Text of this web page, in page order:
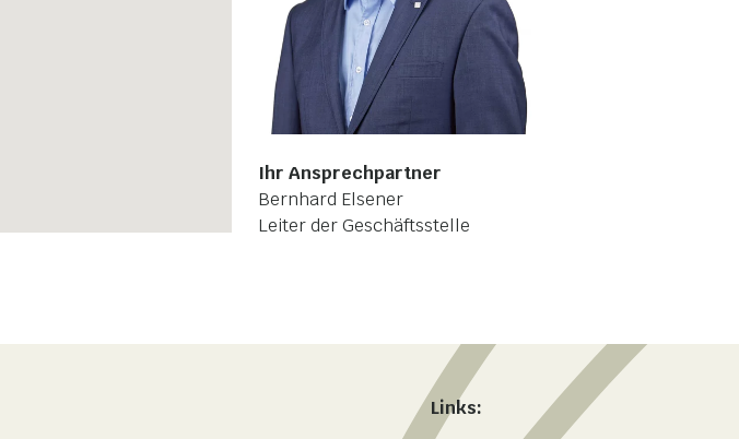
Ihr Ansprechpartner
Bernhard Elsener
Leiter der Geschäftsstelle
Links: